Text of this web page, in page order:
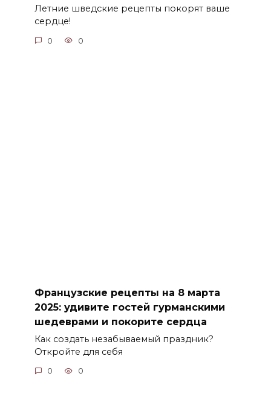
Летние шведские рецепты покорят ваше
сердце!
0 0
Французские рецепты на 8 марта
2025: удивите гостей гурманскими
шедеврами и покорите сердца
Как создать незабываемый праздник?
Откройте для себя
0 0